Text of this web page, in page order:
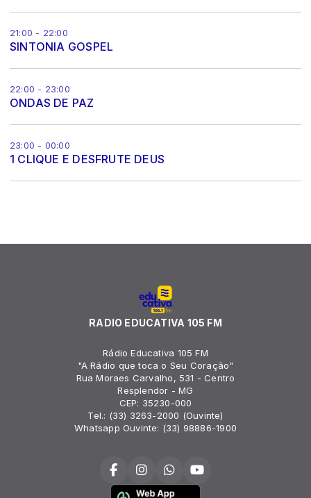
21:00 - 22:00
SINTONIA GOSPEL
22:00 - 23:00
ONDAS DE PAZ
23:00 - 00:00
1 CLIQUE E DESFRUTE DEUS
RADIO EDUCATIVA 105 FM
Rádio Educativa 105 FM
"A Rádio que toca o Seu Coração"
Rua Moraes Carvalho, 531 - Centro
Resplendor - MG
CEP: 35230-000
Tel.: (33) 3263-2000 (Ouvinte)
Whatsapp Ouvinte: (33) 98886-1900